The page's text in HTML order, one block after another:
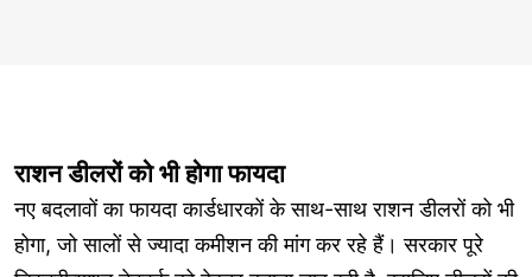
राशन डीलरों को भी होगा फायदा
नए बदलावों का फायदा कार्डधारकों के साथ-साथ राशन डीलरों को भी
होगा, जो सालों से ज्यादा कमीशन की मांग कर रहे हैं। सरकार पूरे